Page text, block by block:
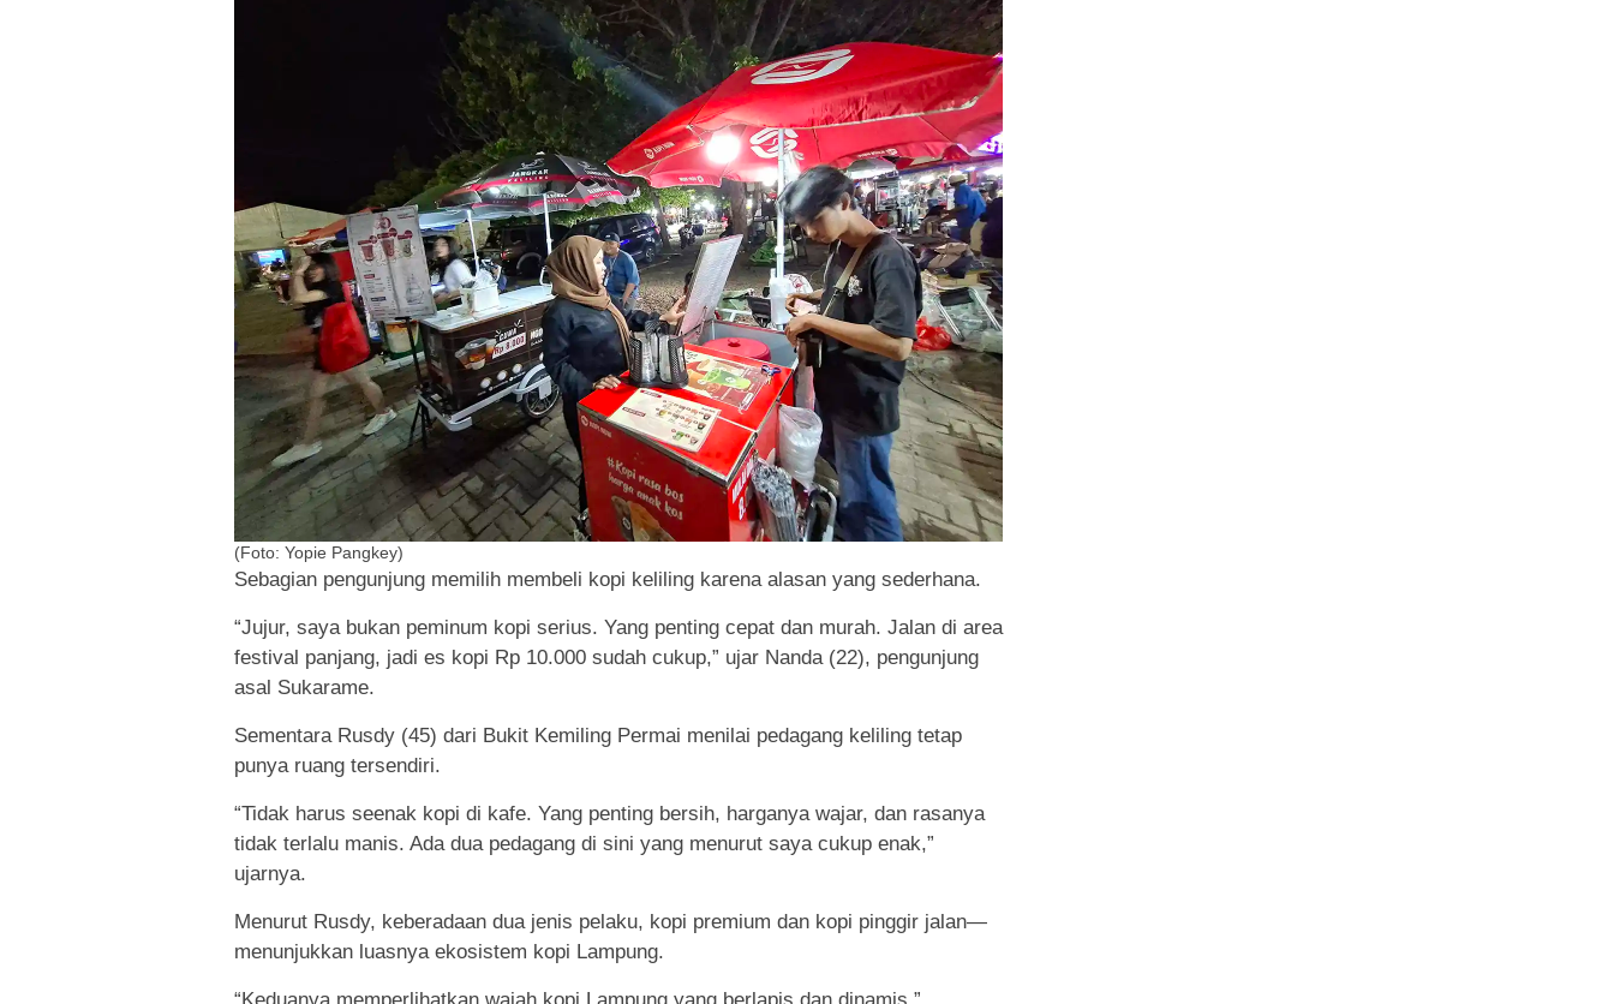
(Foto: Yopie Pangkey)
Sebagian pengunjung memilih membeli kopi keliling karena alasan yang sederhana.
“Jujur, saya bukan peminum kopi serius. Yang penting cepat dan murah. Jalan di area
festival panjang, jadi es kopi Rp 10.000 sudah cukup,” ujar Nanda (22), pengunjung
asal Sukarame.
Sementara Rusdy (45) dari Bukit Kemiling Permai menilai pedagang keliling tetap
punya ruang tersendiri.
“Tidak harus seenak kopi di kafe. Yang penting bersih, harganya wajar, dan rasanya
tidak terlalu manis. Ada dua pedagang di sini yang menurut saya cukup enak,”
ujarnya.
Menurut Rusdy, keberadaan dua jenis pelaku, kopi premium dan kopi pinggir jalan—
menunjukkan luasnya ekosistem kopi Lampung.